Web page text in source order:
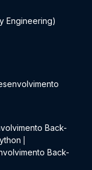
Engineering)
Back-
Back-